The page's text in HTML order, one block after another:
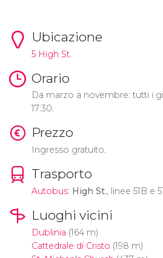
Ubicazione
5 High St.
Orario
Da marzo a novembre: tutti i
17:30.
Prezzo
Ingresso gratuito.
Trasporto
Autobus: High St., linee 51B e
Luoghi vicini
Dublinia (164 m)
Cattedrale di Cristo (198 m)